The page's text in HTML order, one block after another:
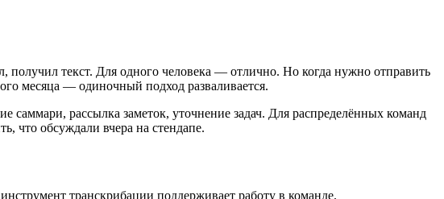
получил текст. Для одного человека — отлично. Но когда нужно отправить
месяца — одиночный подход разваливается.
саммари, рассылка заметок, уточнение задач. Для распределённых команд
что обсуждали вчера на стендапе.
транскрибации поддерживает работу в команде.